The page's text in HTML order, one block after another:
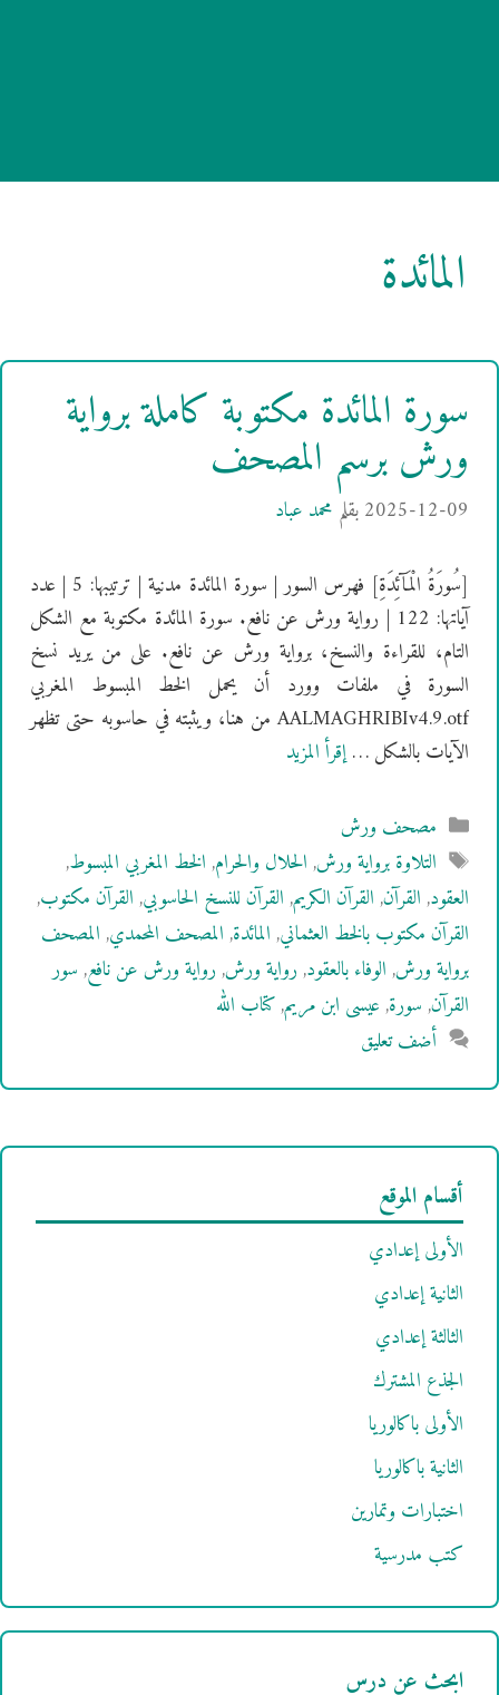
المائدة
سورة المائدة مكتوبة كاملة برواية
ورش برسم المصحف
2025-12-09بقلم محمد عباد
[سُورَةُ الْمَآئِدَةِ] فهرس السور | سورة المائدة مدنية | ترتيبها: 5 | عدد
آياتها: 122 | رواية ورش عن نافع. سورة المائدة مكتوبة مع الشكل
التام، للقراءة والنسخ، برواية ورش عن نافع. على من يريد نسخ
السورة في ملفات وورد أن يحمل الخط المبسوط المغربي
AALMAGHRIBIv4.9.otf من هنا، ويثبته في حاسوبه حتى تظهر
الآيات بالشكل …إقرأ المزيد
التصنيفات
مصحف ورش
الوسوم
التلاوة برواية ورش,الحلال والحرام,الخط المغربي المبسوط,
العقود,القرآن,القرآن الكريم,القرآن للنسخ الحاسوبي,القرآن مكتوب,
القرآن مكتوب بالخط العثماني,المائدة,المصحف المحمدي,المصحف
برواية ورش,الوفاء بالعقود,رواية ورش,رواية ورش عن نافع,سور
القرآن,سورة,عيسى ابن مريم,كتاب الله
أضف تعليق
أقسام الموقع
الأولى إعدادي
الثانية إعدادي
الثالثة إعدادي
الجذع المشترك
الأولى باكالوريا
الثانية باكالوريا
اختبارات وتمارين
كتب مدرسية
ابحث عن درس